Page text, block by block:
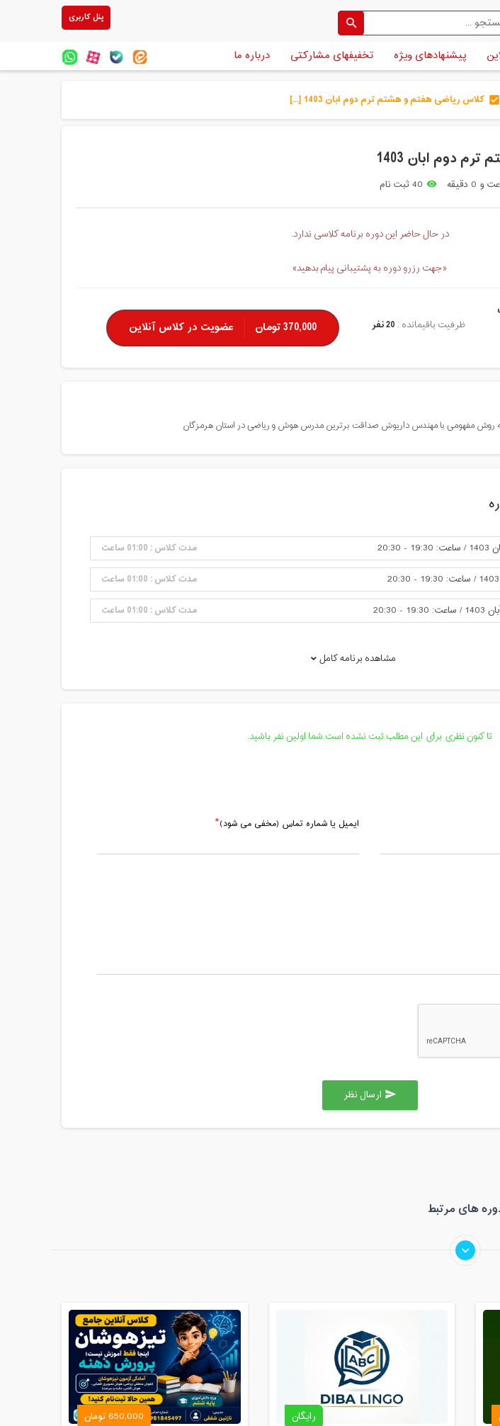
پنل کاربری
پیشنهادهای ویژه تخفیفهای مشارکتی درباره ما
check_box کلاس ریاضی هفتم و هشتم ترم دوم ابان 1403 [...]
دوم ابان 1403
remove_red_eye 40 ثبت نام
در حال حاضر این دوره برنامه کلاسی ندارد.
«جهت رزرو دوره به پشتیبانی پیام بدهید»
ظرفیت باقیمانده : 20 نفر 370,000 تومان عضویت در کلاس آنلاین
روش مفهومی با مهندس داریوش صداقت برترین مدرس هوش و ریاضی در استان هرمزگان
مدت کلاس : 01:00 ساعت
مدت کلاس : 01:00 ساعت
مدت کلاس : 01:00 ساعت
مشاهده برنامه کامل
تا کنون نظری برای این مطلب ثبت نشده است.شما اولین نفر باشید.
ایمیل یا شماره تماس (مخفی می شود)
send
های مرتبط
رایگان 650,000 تومان